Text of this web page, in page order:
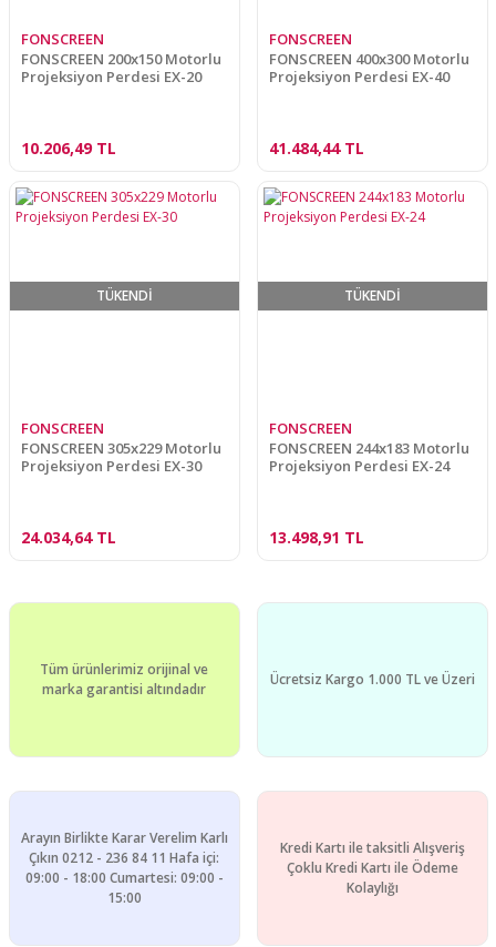
FONSCREEN
FONSCREEN 200x150 Motorlu
Projeksiyon Perdesi EX-20
10.206,49 TL
FONSCREEN
FONSCREEN 400x300 Motorlu
Projeksiyon Perdesi EX-40
41.484,44 TL
TÜKENDİ
FONSCREEN
FONSCREEN 305x229 Motorlu
Projeksiyon Perdesi EX-30
24.034,64 TL
TÜKENDİ
FONSCREEN
FONSCREEN 244x183 Motorlu
Projeksiyon Perdesi EX-24
13.498,91 TL
Tüm ürünlerimiz orijinal ve
marka garantisi altındadır
Ücretsiz Kargo 1.000 TL ve Üzeri
Arayın Birlikte Karar Verelim Karlı
Çıkın 0212 - 236 84 11 Hafa içi:
09:00 - 18:00 Cumartesi: 09:00 -
15:00
Kredi Kartı ile taksitli Alışveriş
Çoklu Kredi Kartı ile Ödeme
Kolaylığı